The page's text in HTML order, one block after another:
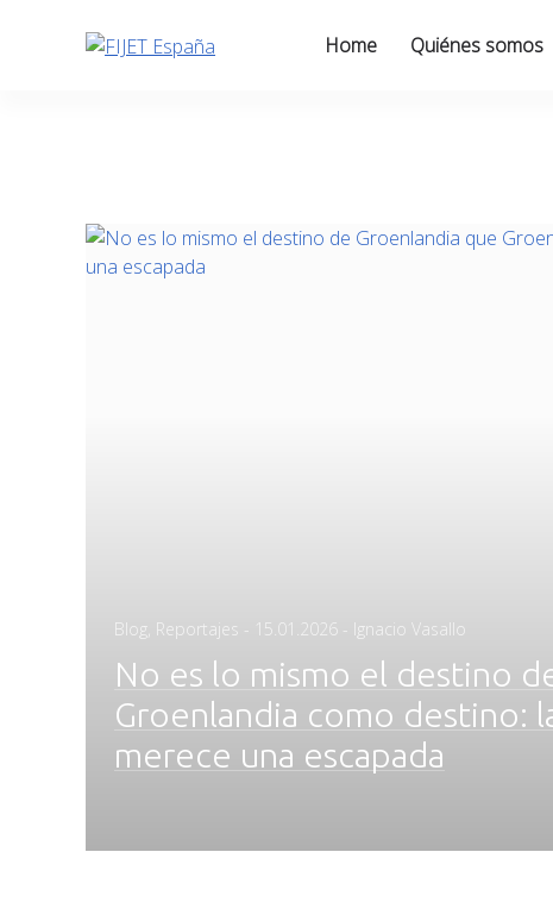
Home Quiénes somos
Blog, Reportajes - Posted
15.01.2026 - Ignacio Vasallo
No es lo mismo el destino
Groenlandia como destino:
merece una escapada